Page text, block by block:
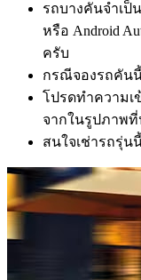
รถบางคันจำเป็น
หรือ Android
ครับ
กรณีจองรถคัน
โปรดทำความเ
จากในรูปภาพ
สนใจเช่ารถรุ่น